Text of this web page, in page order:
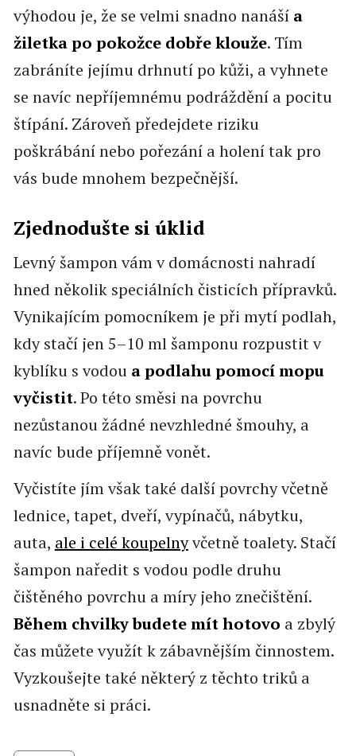
výhodou je, že se velmi snadno nanáší a
žiletka po pokožce dobře klouže. Tím
zabráníte jejímu drhnutí po kůži, a vyhnete
se navíc nepříjemnému podráždění a pocitu
štípání. Zároveň předejdete riziku
poškrábání nebo pořezání a holení tak pro
vás bude mnohem bezpečnější.
Zjednodušte si úklid
Levný šampon vám v domácnosti nahradí
hned několik speciálních čisticích přípravků.
Vynikajícím pomocníkem je při mytí podlah,
kdy stačí jen 5–10 ml šamponu rozpustit v
kyblíku s vodou a podlahu pomocí mopu
vyčistit. Po této směsi na povrchu
nezůstanou žádné nevzhledné šmouhy, a
navíc bude příjemně vonět.
Vyčistíte jím však také další povrchy včetně
lednice, tapet, dveří, vypínačů, nábytku,
auta, ale i celé koupelnyvčetně toalety. Stačí
šampon naředit s vodou podle druhu
čištěného povrchu a míry jeho znečištění.
Během chvilky budete mít hotovo a zbylý
čas můžete využít k zábavnějším činnostem.
Vyzkoušejte také některý z těchto triků a
usnadněte si práci.